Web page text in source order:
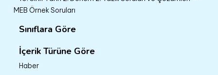
MEB Örnek Soruları
Sınıflara Göre
İçerik Türüne Göre
Haber